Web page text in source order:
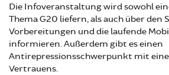
Die Infoveranstaltung wird sowohl
Thema G20 liefern, als auch über den
Vorbereitungen und die laufende
informieren. Außerdem gibt es einen
Antirepressionsschwerpunkt mit
Vertrauens.